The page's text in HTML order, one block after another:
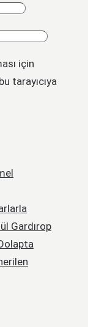
için
tarayıcıya
Gardırop